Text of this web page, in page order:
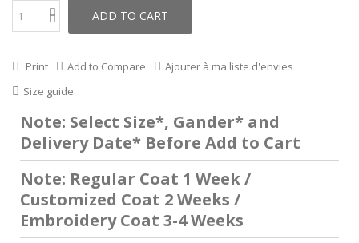
ADD TO CART
Print Add to Compare
Ajouter à ma liste d'envies
Size guide
Note: Select Size*, Gander* and
Delivery Date* Before Add to Cart
Note: Regular Coat 1 Week /
Customized Coat 2 Weeks /
Embroidery Coat 3-4 Weeks